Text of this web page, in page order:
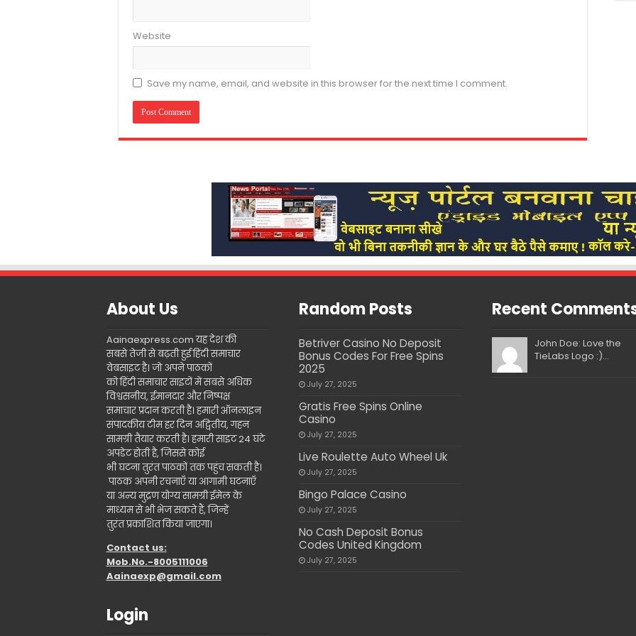
Website
Save my name, email, and website in this browser for the next time I comment.
About Us
Aainaexpress.com यह देश की
सबसे तेजी से बढ़ती हुई हिंदी समाचार
वेबसाइट है। जो अपने पाठकों
को हिंदी समाचार साइटों में सबसे अधिक
विश्वसनीय, ईमानदार और निष्पक्ष
समाचार प्रदान करती है। हमारी ऑनलाइन
संपादकीय टीम हर दिन अद्वितीय, गहन
सामग्री तैयार करती है। हमारी साइट 24 घंटे
अपडेट होती है, जिससे कोई
भी घटना तुरंत पाठकों तक पहुंच सकती है।
पाठक अपनी रचनाएँ या आगामी घटनाएँ
या अन्य मुद्रण योग्य सामग्री ईमेल के
माध्यम से भी भेज सकते हैं, जिन्हें
तुरंत प्रकाशित किया जाएगा।
Contact us:
Mob.No.-8005111006
Aainaexp@gmail.com
Login
Random Posts
Betriver Casino No Deposit
Bonus Codes For Free Spins
2025
July 27, 2025
Gratis Free Spins Online
Casino
July 27, 2025
Live Roulette Auto Wheel Uk
July 27, 2025
Bingo Palace Casino
July 27, 2025
No Cash Deposit Bonus
Codes United Kingdom
July 27, 2025
Recent
John Doe: Love the
TieLabs Logo :)...